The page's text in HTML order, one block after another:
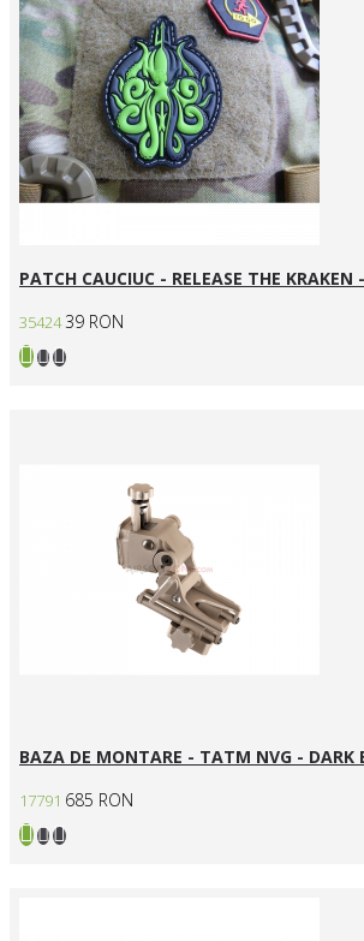
PATCH CAUCIUC - RELEASE THE KRAKEN
35424 39 RON
BAZA DE MONTARE - TATM NVG - DARK
17791 685 RON